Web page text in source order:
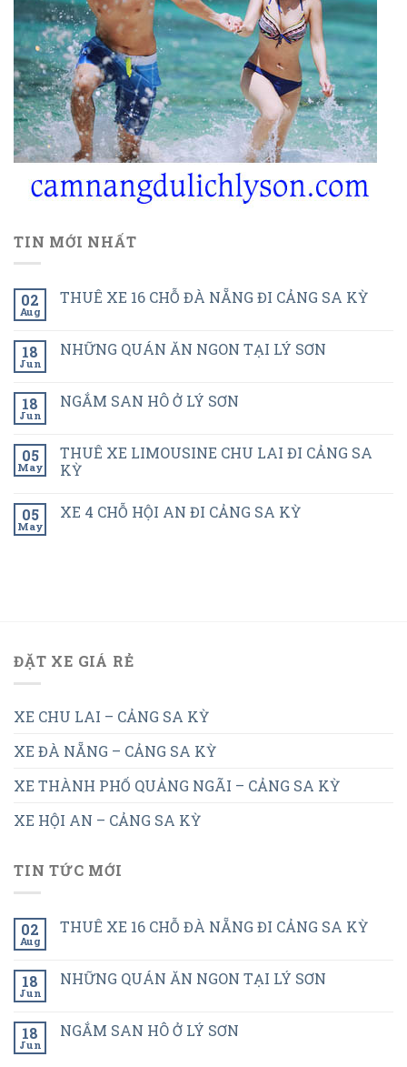
TIN MỚI NHẤT
02
Aug
THUÊ XE 16 CHỖ ĐÀ NẴNG ĐI CẢNG SA KỲ
18
Jun
NHỮNG QUÁN ĂN NGON TẠI LÝ SƠN
18
Jun
NGẮM SAN HÔ Ở LÝ SƠN
05
May
THUÊ XE LIMOUSINE CHU LAI ĐI CẢNG SA
KỲ
05
May
XE 4 CHỖ HỘI AN ĐI CẢNG SA KỲ
ĐẶT XE GIÁ RẺ
XE CHU LAI – CẢNG SA KỲ
XE ĐÀ NẴNG – CẢNG SA KỲ
XE THÀNH PHỐ QUẢNG NGÃI – CẢNG SA KỲ
XE HỘI AN – CẢNG SA KỲ
TIN TỨC MỚI
02
Aug
THUÊ XE 16 CHỖ ĐÀ NẴNG ĐI CẢNG SA KỲ
18
Jun
NHỮNG QUÁN ĂN NGON TẠI LÝ SƠN
18
Jun
NGẮM SAN HÔ Ở LÝ SƠN